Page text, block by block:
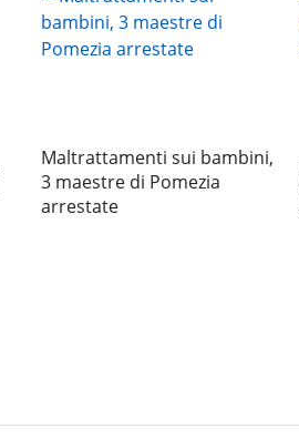
Maltrattamenti sui bambini,
3 maestre di Pomezia
arrestate